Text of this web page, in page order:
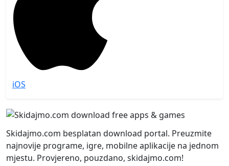
iOS
Skidajmo.com besplatan download portal. Preuzmite
najnovije programe, igre, mobilne aplikacije na jednom
mjestu. Provjereno, pouzdano, skidajmo.com!